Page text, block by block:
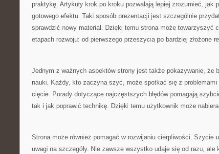
praktykę. Artykuły krok po kroku pozwalają lepiej zrozumieć, jak
gotowego efektu. Taki sposób prezentacji jest szczególnie
sprawdzić nowy materiał. Dzięki temu strona może towarzyszyć
etapach rozwoju: od pierwszego przeszycia po bardziej złożone
Jednym z ważnych aspektów strony jest także pokazywanie, że
nauki. Każdy, kto zaczyna szyć, może spotkać się z
cięcie. Porady dotyczące najczęstszych błędów pomagają
tak i jak poprawić technikę. Dzięki temu użytkownik może
Strona może również pomagać w rozwijaniu cierpliwości. Szycie
uwagi na szczegóły. Nie zawsze wszystko udaje się od razu, ale